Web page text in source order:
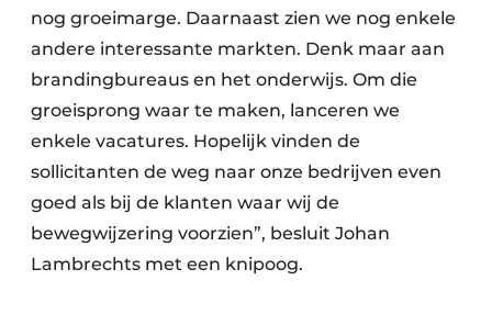
nog groeimarge. Daarnaast zien we nog enkele
andere interessante markten. Denk maar aan
brandingbureaus en het onderwijs. Om die
groeisprong waar te maken, lanceren we
enkele vacatures. Hopelijk vinden de
sollicitanten de weg naar onze bedrijven even
goed als bij de klanten waar wij de
bewegwijzering voorzien”, besluit Johan
Lambrechts met een knipoog.